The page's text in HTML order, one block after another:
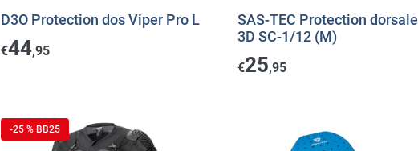
D3O Protection dos Viper Pro L
€44,95
SAS-TEC Protection dorsale
3D SC-1/12 (M)
€25,95
-25 % BB25